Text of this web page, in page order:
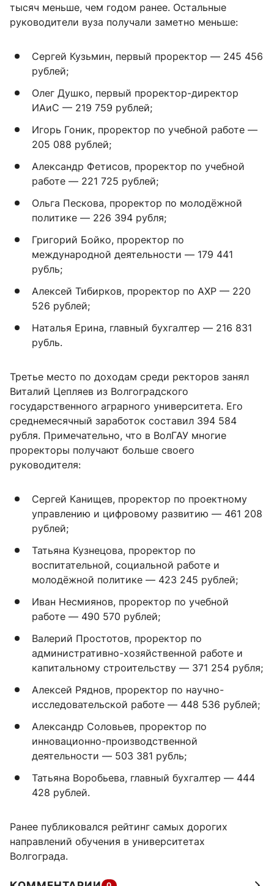
тысяч меньше, чем годом ранее. Остальные
руководители вуза получали заметно меньше:
Сергей Кузьмин, первый проректор — 245 456
рублей;
Олег Душко, первый проректор-директор
ИАиС — 219 759 рублей;
Игорь Гоник, проректор по учебной работе —
205 088 рублей;
Александр Фетисов, проректор по учебной
работе — 221 725 рублей;
Ольга Пескова, проректор по молодёжной
политике — 226 394 рубля;
Григорий Бойко, проректор по
международной деятельности — 179 441
рубль;
Алексей Тибирков, проректор по АХР — 220
526 рублей;
Наталья Ерина, главный бухгалтер — 216 831
рубль.
Третье место по доходам среди ректоров занял
Виталий Цепляев из Волгоградского
государственного аграрного университета. Его
среднемесячный заработок составил 394 584
рубля. Примечательно, что в ВолГАУ многие
проректоры получают больше своего
руководителя:
Сергей Канищев, проректор по проектному
управлению и цифровому развитию — 461 208
рублей;
Татьяна Кузнецова, проректор по
воспитательной, социальной работе и
молодёжной политике — 423 245 рублей;
Иван Несмиянов, проректор по учебной
работе — 490 570 рублей;
Валерий Простотов, проректор по
административно-хозяйственной работе и
капитальному строительству — 371 254 рубля;
Алексей Ряднов, проректор по научно-
исследовательской работе — 448 536 рублей;
Александр Соловьев, проректор по
инновационно-производственной
деятельности — 503 381 рубль;
Татьяна Воробьева, главный бухгалтер — 444
428 рублей.
Ранее публиковался рейтинг самых дорогих
направлений обучения в университетах
Волгограда.